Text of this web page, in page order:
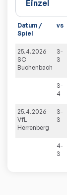
Datum /
Spiel
vs
25.4.2026
SC
Buchenbach
3-
3
3-
4
25.4.2026
VfL
Herrenberg
3-
3
4-
3